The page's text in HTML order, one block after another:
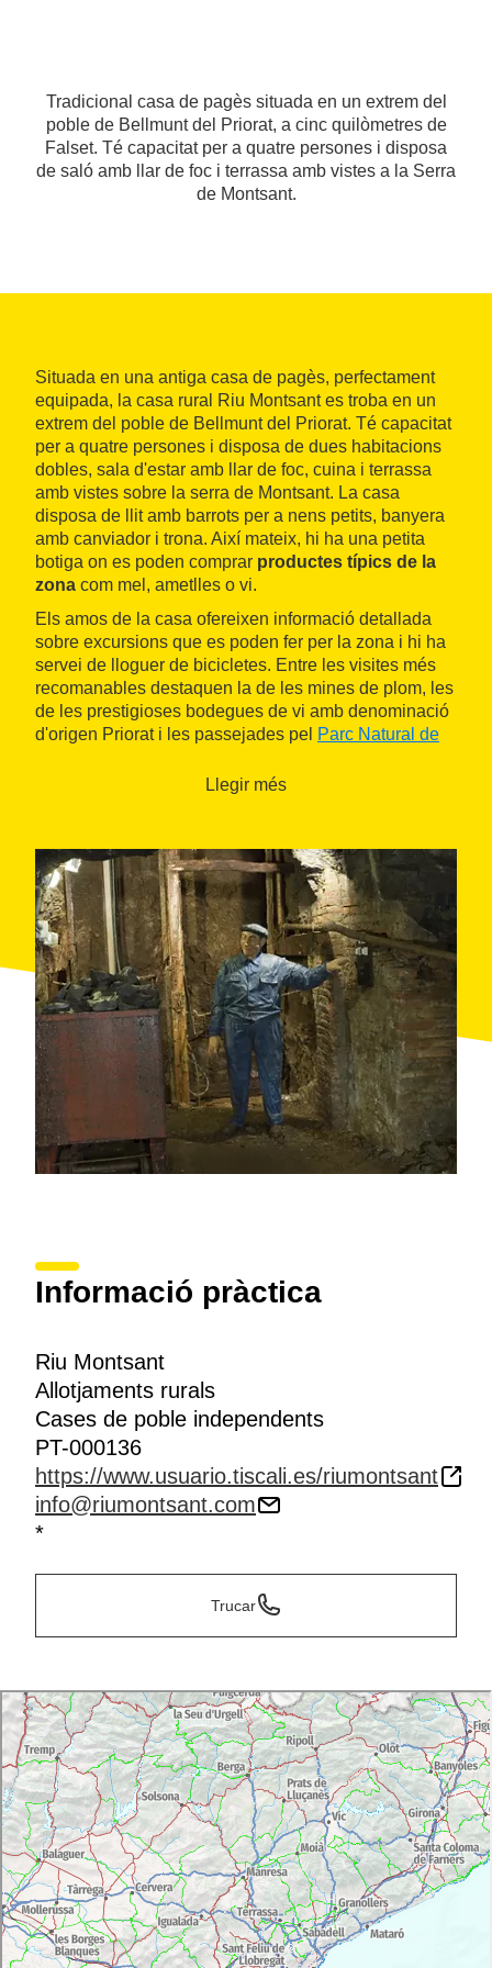
Tradicional casa de pagès situada en un extrem del
poble de Bellmunt del Priorat, a cinc quilòmetres de
Falset. Té capacitat per a quatre persones i disposa
de saló amb llar de foc i terrassa amb vistes a la Serra
de Montsant.
Situada en una antiga casa de pagès, perfectament
equipada, la casa rural Riu Montsant es troba en un
extrem del poble de Bellmunt del Priorat. Té capacitat
per a quatre persones i disposa de dues habitacions
dobles, sala d'estar amb llar de foc, cuina i terrassa
amb vistes sobre la serra de Montsant. La casa
disposa de llit amb barrots per a nens petits, banyera
amb canviador i trona. Així mateix, hi ha una petita
botiga on es poden comprar productes típics de la
zona com mel, ametlles o vi.
Els amos de la casa ofereixen informació detallada
sobre excursions que es poden fer per la zona i hi ha
servei de lloguer de bicicletes. Entre les visites més
recomanables destaquen la de les mines de plom, les
de les prestigioses bodegues de vi amb denominació
d'origen Priorat i les passejades pel Parc Natural de
Llegir més
Informació pràctica
Riu Montsant
Allotjaments rurals
Cases de poble independents
PT-000136
https://www.usuario.tiscali.es/riumontsant
info@riumontsant.com
*
Trucar